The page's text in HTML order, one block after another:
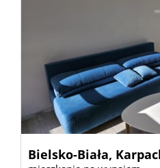
Bielsko-Biała,